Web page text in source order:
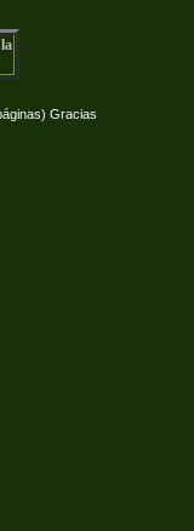
Gracias